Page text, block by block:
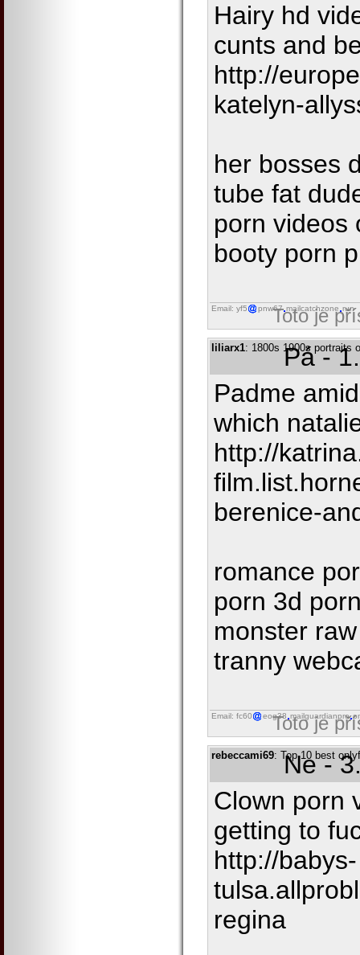
Hairy hd
cunts and
http://
katelyn-
her bosses
tube fat
porn videos
booty porn
Email: yf5 pnw67 mailcatchzone run
Toto je
liliarx1: 1800s 1900s portraits
Pá -
Padme
which
http://
berenice-
romance
porn 3d
monster
tranny
Email: fc60 eog38 mailguardianpro
Toto je
rebeccami69: Top 10 best
Ne -
Clown porn
getting to
http://babys-
regina